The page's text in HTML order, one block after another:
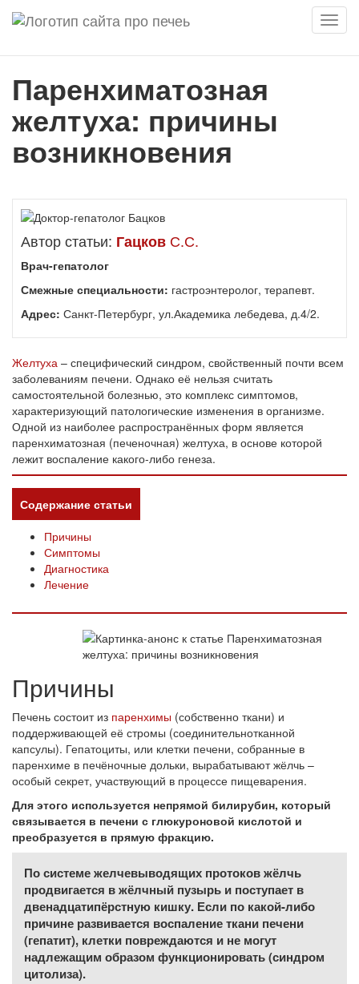
Меню
Паренхиматозная
желтуха: причины
возникновения
Автор статьи: Гацков С.С.
Врач-гепатолог
Смежные специальности: гастроэнтеролог, терапевт.
Адрес: Санкт-Петербург, ул.Академика лебедева, д.4/2.
Желтуха – специфический синдром, свойственный почти всем
заболеваниям печени. Однако её нельзя считать
самостоятельной болезнью, это комплекс симптомов,
характеризующий патологические изменения в организме.
Одной из наиболее распространённых форм является
паренхиматозная (печеночная) желтуха, в основе которой
лежит воспаление какого-либо генеза.
Содержание статьи
Причины
Симптомы
Диагностика
Лечение
Причины
Печень состоит из паренхимы (собственно ткани) и
поддерживающей её стромы (соединительнотканной
капсулы). Гепатоциты, или клетки печени, собранные в
паренхиме в печёночные дольки, вырабатывают жёлчь –
особый секрет, участвующий в процессе пищеварения.
Для этого используется непрямой билирубин, который
связывается в печени с глюкуроновой кислотой и
преобразуется в прямую фракцию.
По системе желчевыводящих протоков жёлчь
продвигается в жёлчный пузырь и поступает в
двенадцатипёрстную кишку. Если по какой-либо
причине развивается воспаление ткани печени
(гепатит), клетки повреждаются и не могут
надлежащим образом функционировать (синдром
цитолиза).